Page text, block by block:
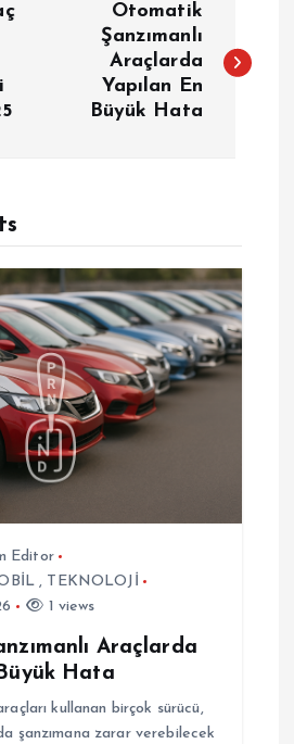
Otomatik
Şanzımanlı
Araçlarda
Yapılan En
Büyük Hata
Editor
, TEKNOLOJİ
1 views
Araçlarda
Hata
kullanan birçok sürücü,
şanzımana zarar verebilecek